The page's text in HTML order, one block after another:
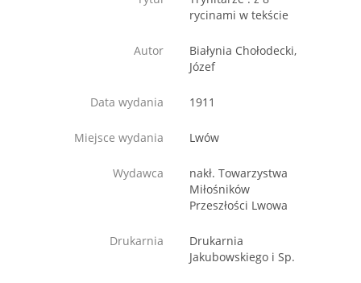
rycinami w tekście
Autor
Białynia Chołodecki,
Józef
Data wydania 1911
Miejsce wydania Lwów
Wydawca
nakł. Towarzystwa
Miłośników
Przeszłości Lwowa
Drukarnia
Drukarnia
Jakubowskiego i Sp.